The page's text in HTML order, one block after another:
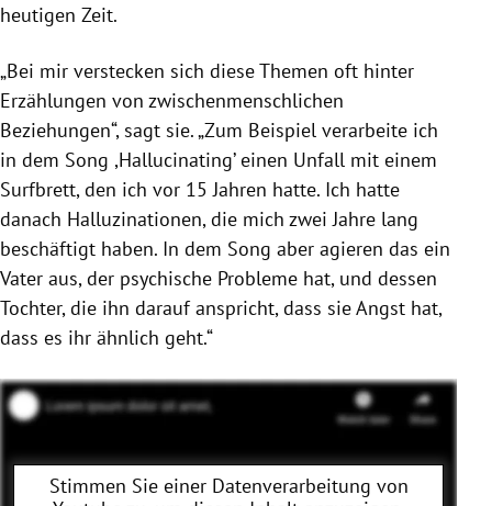
heutigen Zeit.
„Bei mir verstecken sich diese Themen oft hinter
Erzählungen von zwischenmenschlichen
Beziehungen“, sagt sie. „Zum Beispiel verarbeite ich
in dem Song ,Hallucinating’ einen Unfall mit einem
Surfbrett, den ich vor 15 Jahren hatte. Ich hatte
danach Halluzinationen, die mich zwei Jahre lang
beschäftigt haben. In dem Song aber agieren das ein
Vater aus, der psychische Probleme hat, und dessen
Tochter, die ihn darauf anspricht, dass sie Angst hat,
dass es ihr ähnlich geht.“
Stimmen Sie einer Datenverarbeitung von